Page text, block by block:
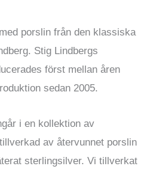
porslin från den klassiska
Stig Lindbergs
först mellan åren
sedan 2005.
i en kollektion av
av återvunnet porslin
sterlingsilver. Vi tillverkat